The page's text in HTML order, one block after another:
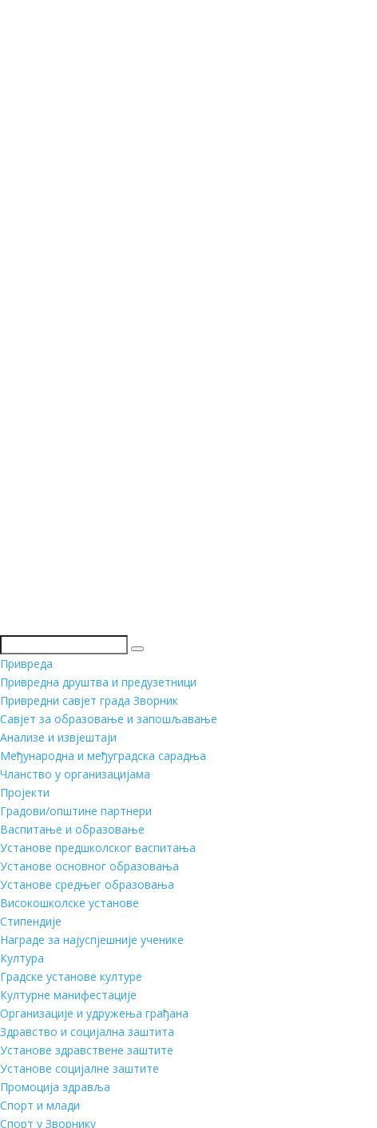
Претражи
Привреда
Привредна друштва и предузетници
Привредни савјет града Зворник
Савјет за образовање и запошљавање
Анализе и извјештаји
Међународна и међуградска сарадња
Чланство у организацијама
Пројекти
Градови/општине партнери
Васпитање и образовање
Установе предшколског васпитања
Установе основног образовања
Установе средњег образовања
Високошколске установе
Стипендије
Награде за најуспјешније ученике
Култура
Градске установе културе
Културне манифестације
Организације и удружења грађана
Здравство и социјална заштита
Установе здравствене заштите
Установе социјалне заштите
Промоција здравља
Спорт и млади
Спорт у Зворнику